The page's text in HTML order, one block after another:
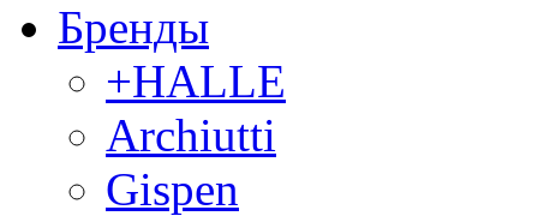
Бренды
+HALLE
Archiutti
Gispen